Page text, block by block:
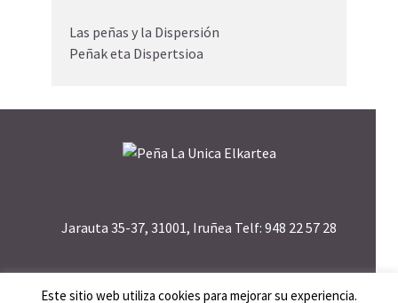
Las peñas y la Dispersión
Peñak eta Dispertsioa
Jarauta 35-37, 31001, Iruñea Telf: 948 22 57 28
Este sitio web utiliza cookies para mejorar su experiencia.